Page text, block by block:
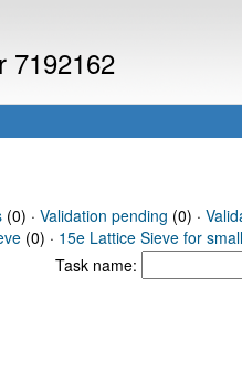
7192162
(0) · Validation pending (0) ·
(0) · 15e Lattice Sieve for
Task name: